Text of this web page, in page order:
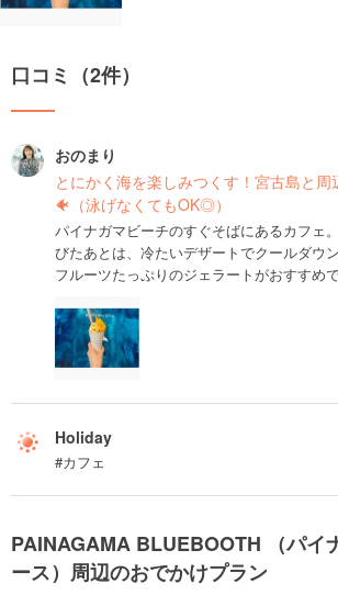
口コミ（2件）
おのまり
とにかく海を楽しみつくす！宮古島と
🐠（泳げなくてもOK◎）
パイナガマビーチのすぐそばにあるカフェ
びたあとは、冷たいデザートでクールダウン
フルーツたっぷりのジェラートがおすすめ
Holiday
#カフェ
PAINAGAMA BLUEBOOTH （パイ
ース）周辺のおでかけプラン